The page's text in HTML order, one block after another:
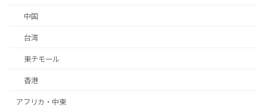
中国
台湾
東チモール
香港
アフリカ・中東